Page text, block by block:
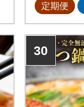
で新鮮な状
急速冷凍技
ぷりで甘い
がっており
定期便
30